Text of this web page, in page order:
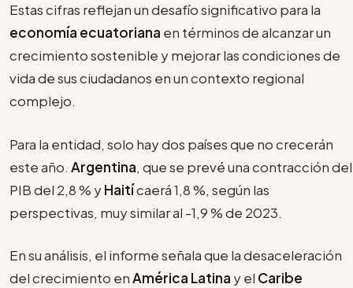
Estas cifras reflejan un desafío significativo para la
economía ecuatoriana en términos de alcanzar un
crecimiento sostenible y mejorar las condiciones de
vida de sus ciudadanos en un contexto regional
complejo.
Para la entidad, solo hay dos países que no crecerán
este año. Argentina, que se prevé una contracción del
PIB del 2,8 % yHaitícaerá 1,8 %, según las
perspectivas, muy similar al -1,9 % de 2023.
En su análisis, el informe señala que la desaceleración
del crecimiento enAmérica Latina y el Caribe